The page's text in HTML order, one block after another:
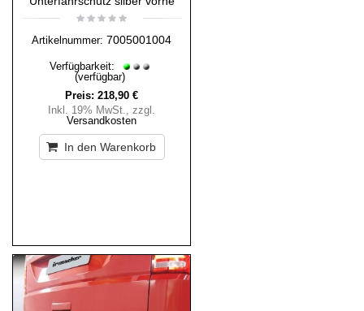
Artikelnummer: 7005001004
Verfügbarkeit:
(verfügbar)
Preis: 218,90 €
Inkl. 19% MwSt., zzgl.
Versandkosten
In den Warenkorb